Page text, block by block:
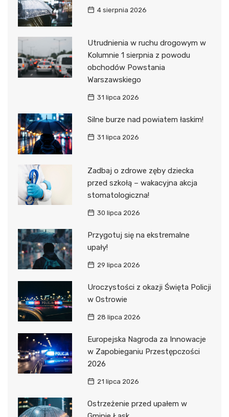
4 sierpnia 2026
Utrudnienia w ruchu drogowym w
Kolumnie 1 sierpnia z powodu
obchodów Powstania
Warszawskiego
31 lipca 2026
Silne burze nad powiatem łaskim!
31 lipca 2026
Zadbaj o zdrowe zęby dziecka
przed szkołą – wakacyjna akcja
stomatologiczna!
30 lipca 2026
Przygotuj się na ekstremalne
upały!
29 lipca 2026
Uroczystości z okazji Święta Policji
w Ostrowie
28 lipca 2026
Europejska Nagroda za Innowacje
w Zapobieganiu Przestępczości
2026
21 lipca 2026
Ostrzeżenie przed upałem w